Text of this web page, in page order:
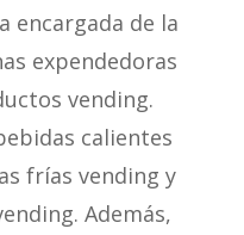
encargada de la
expendedoras
vending.
calientes
frías vending y
Además,